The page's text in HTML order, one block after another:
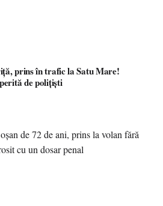
prins în trafic la Satu Mare!
de polițiști